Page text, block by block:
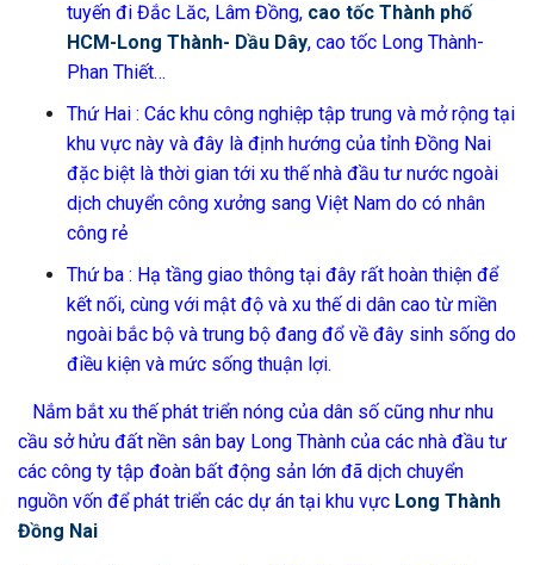
tuyến đi Đắc Lăc, Lâm Đồng, cao tốc Thành phố
HCM-Long Thành- Dầu Dây, cao tốc Long Thành-
Phan Thiết…
Thứ Hai : Các khu công nghiệp tập trung và mở rộng tại
khu vực này và đây là định hướng của tỉnh Đồng Nai
đặc biệt là thời gian tới xu thế nhà đầu tư nước ngoài
dịch chuyển công xưởng sang Việt Nam do có nhân
công rẻ
Thứ ba : Hạ tầng giao thông tại đây rất hoàn thiện để
kết nối, cùng với mật độ và xu thế di dân cao từ miền
ngoài bắc bộ và trung bộ đang đổ về đây sinh sống do
điều kiện và mức sống thuận lợi.
Nắm bắt xu thế phát triển nóng của dân số cũng như nhu
cầu sở hửu đất nền sân bay Long Thành của các nhà đầu tư
các công ty tập đoàn bất động sản lớn đã dịch chuyển
nguồn vốn để phát triển các dự án tại khu vực Long Thành
Đồng Nai